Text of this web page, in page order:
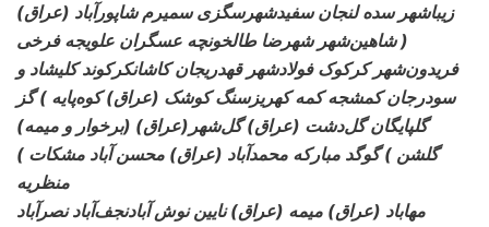
(عراق) زیباشهر سده لنجان سفیدشهرسگزی سمیرم شاپورآباد
شاهین‌شهر شهرضا طالخونچه عسگران علویجه فرخی )
فریدون‌شهر کرکوک فولادشهر قهدریجان کاشانکرکوند کلیشاد و
سودرجان کمشجه کمه کهریزسنگ کوشک (عراق) کوه‌پایه ) گز
(برخوار و میمه) گلپایگان گل‌دشت (عراق) گل‌شهر (عراق)
گلشن ) گوگد مبارکه محمدآباد (عراق) محسن آباد مشکات )
منظریه
مهاباد (عراق) میمه (عراق) نایین نوش آبادنجف‌آباد نصرآباد